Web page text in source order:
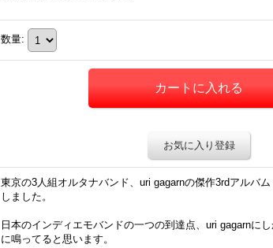
数量:
お気に入り登録
東京の3人組オルタナバンド、uri gagarnの傑作3rdアルバ
しました。
日本のインディエモバンドの一つの到達点、uri gagarnに
に鳴ってると思います。